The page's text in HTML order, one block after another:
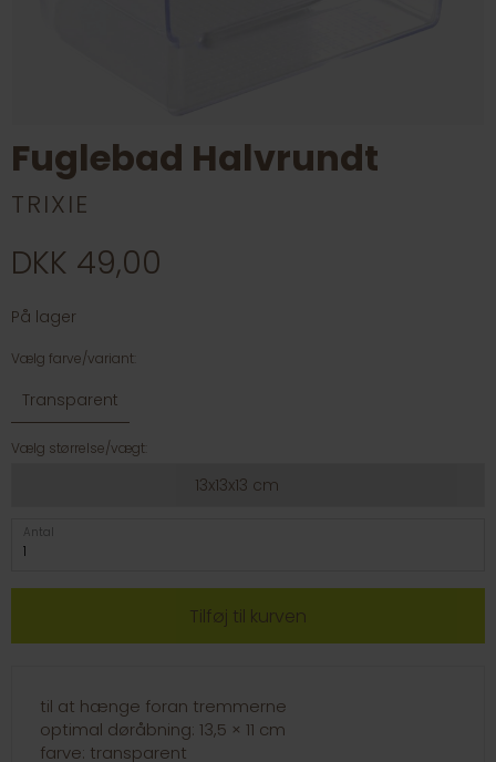
Fuglebad Halvrundt
TRIXIE
DKK 49,00
På lager
Vælg farve/variant:
Transparent
Vælg størrelse/vægt:
13x13x13 cm
Antal
til at hænge foran tremmerne
optimal døråbning: 13,5 × 11 cm
farve: transparent